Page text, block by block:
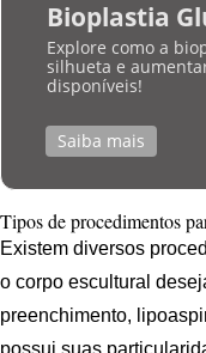
Bioplastia
Explore como a
silhueta e
disponíveis!
Saiba mais
Tipos de procedimentos
Existem diversos
o corpo escultural
preenchimento,
possui suas